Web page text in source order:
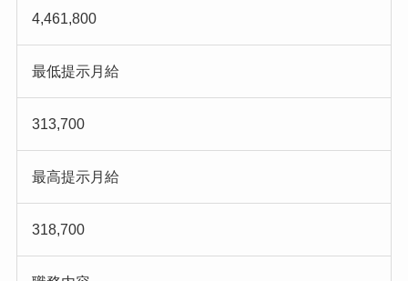
4,461,800
最低提示月給
313,700
最高提示月給
318,700